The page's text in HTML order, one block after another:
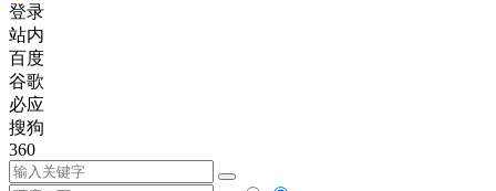
登录
站内
百度
谷歌
必应
搜狗
360